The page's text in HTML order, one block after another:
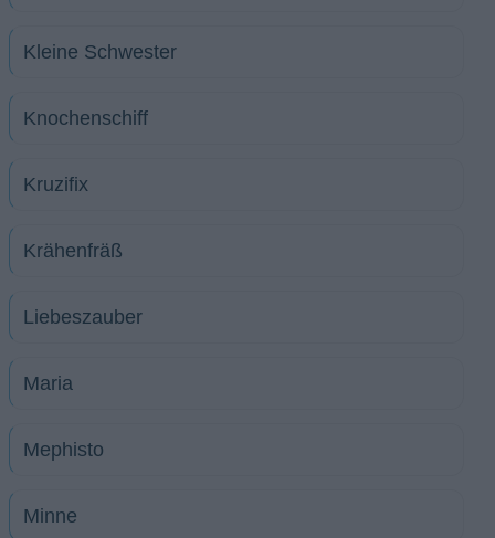
Kleine Schwester
Knochenschiff
Kruzifix
Krähenfräß
Liebeszauber
Maria
Mephisto
Minne